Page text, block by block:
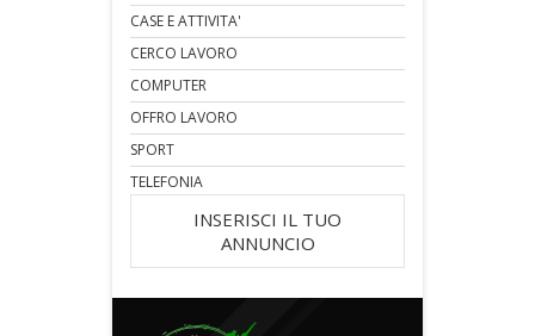
CASE E ATTIVITA'
CERCO LAVORO
COMPUTER
OFFRO LAVORO
SPORT
TELEFONIA
INSERISCI IL TUO
ANNUNCIO